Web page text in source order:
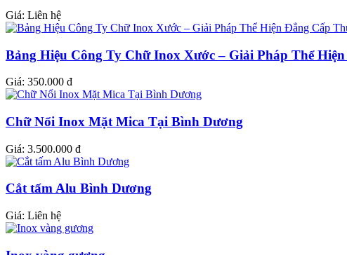
Giá: Liên hệ
Bảng Hiệu Công Ty Chữ Inox Xước – Giải Pháp Thể
Giá: 350.000 đ
Chữ Nổi Inox Mặt Mica Tại Bình Dương
Giá: 3.500.000 đ
Cắt tấm Alu Bình Dương
Giá: Liên hệ